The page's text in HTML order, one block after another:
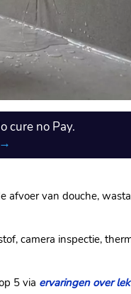
cure no Pay.
van douche,
camera inspectie,
5 via ervaringen over